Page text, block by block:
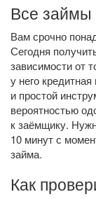
Все займы
Вам срочно
Сегодня
зависимости от
у него
и простой
вероятностью
к заёмщику.
10 минут с
займа.
Как